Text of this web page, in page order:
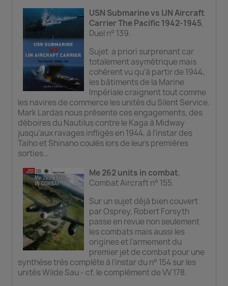
USN Submarine vs IJN Aircraft
Carrier The Pacific 1942-1945,
Duel n° 139.
Sujet a priori surprenant car
totalement asymétrique mais
cohérent vu qu’à partir de 1944,
les bâtiments de la Marine
Impériale craignent tout comme
les navires de commerce les unités du Silent Service.
Mark Lardas nous présente ces engagements, des
déboires du Nautilus contre le Kaga à Midway
jusqu’aux ravages infligés en 1944, à l’instar des
Taiho et Shinano coulés lors de leurs premières
sorties…
Me 262 units in combat,
Combat Aircraft n° 155.
Sur un sujet déjà bien couvert
par Osprey, Robert Forsyth
passe en revue non seulement
les combats mais aussi les
origines et l’armement du
premier jet de combat pour une
synthèse très complète à l’instar du n° 154 sur les
unités Wilde Sau - cf. le complément de VV 178.